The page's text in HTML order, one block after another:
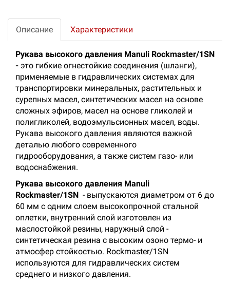
Описание Характеристики
Рукава высокого давления Manuli Rockmaster/1SN
- это гибкие огнестойкие соединения (шланги),
применяемые в гидравлических системах для
транспортировки минеральных, растительных и
сурепных масел, синтетических масел на основе
сложных эфиров, масел на основе гликолей и
полигликолей, водоэмульсионных масел, воды.
Рукава высокого давления являются важной
деталью любого современного
гидрооборудования, а также систем газо- или
водоснабжения.
Рукава высокого давления Manuli
Rockmaster/1SN - выпускаются диаметром от 6 до
60 мм с одним слоем высокопрочной стальной
оплетки, внутренний слой изготовлен из
маслостойкой резины, наружный слой -
синтетическая резина с высоким озоно термо- и
атмосфер стойкостью. Rockmaster/1SN
используются для гидравлических систем
среднего и низкого давления.